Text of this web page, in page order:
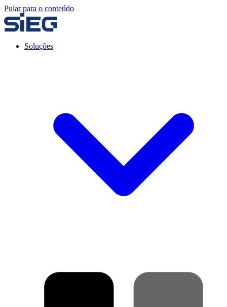
Pular para o conteúdo
Soluções